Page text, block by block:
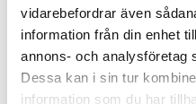
vidarebefordrar även
information från din enhet
annons- och analysföretag
Dessa kan i sin tur
information som du har
Prenumerera på vårt
specialerbjudanden, rabatter